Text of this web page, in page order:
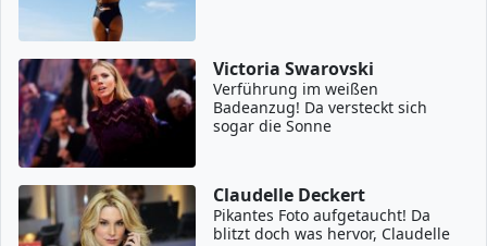
Victoria Swarovski
Verführung im weißen
Badeanzug! Da versteckt sich
sogar die Sonne
Claudelle Deckert
Pikantes Foto aufgetaucht! Da
blitzt doch was hervor, Claudelle